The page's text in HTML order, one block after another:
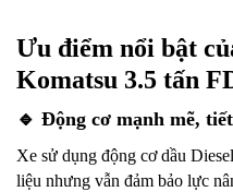
Ưu điểm nổi bật
Komatsu 3.5 tấn
🔹 Động cơ mạnh mẽ,
Xe sử dụng động cơ dầu
liệu nhưng vẫn đảm bảo lực